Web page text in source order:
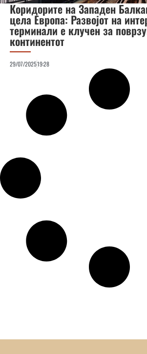
Коридорите на Западен
цела Европа: Развојот на
терминали е клучен за
континентот
29/07/202519:28